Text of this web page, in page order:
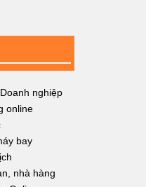
nghiệp
online
bay
nhà hàng